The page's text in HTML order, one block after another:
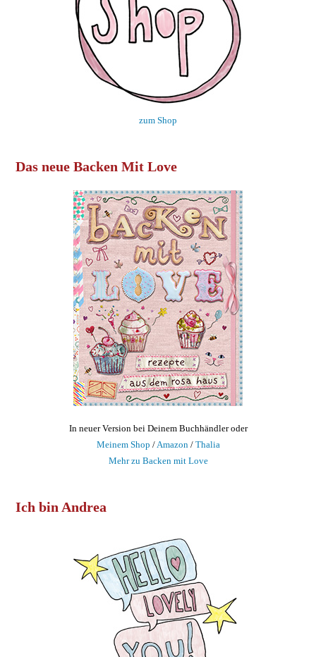
zum Shop
Das neue Backen Mit Love
In neuer Version bei Deinem Buchhändler oder
Meinem Shop / Amazon / Thalia
Mehr zu Backen mit Love
Ich bin Andrea